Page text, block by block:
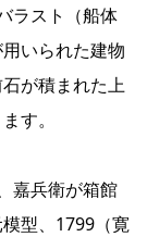
ラスト（船体
いられた建物
が積まれた上
す。
嘉兵衛が箱館
型、1799（寛